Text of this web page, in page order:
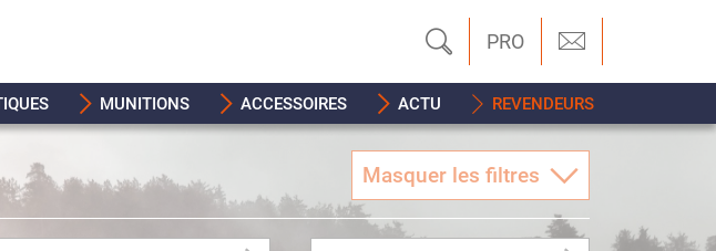
PRO
MUNITIONS ACCESSOIRES ACTU REVENDEURS
Masquer les filtres